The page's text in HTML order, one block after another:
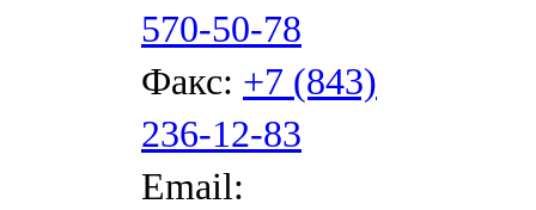
570-50-78
Факс: +7 (843)
236-12-83
Email: